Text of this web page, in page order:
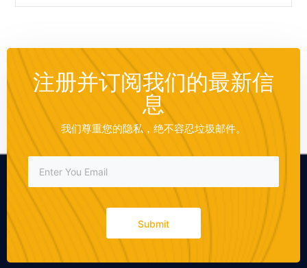
注册并订阅我们的最新信
息
我们尊重您的隐私，绝不容忍垃圾邮件。
Submit